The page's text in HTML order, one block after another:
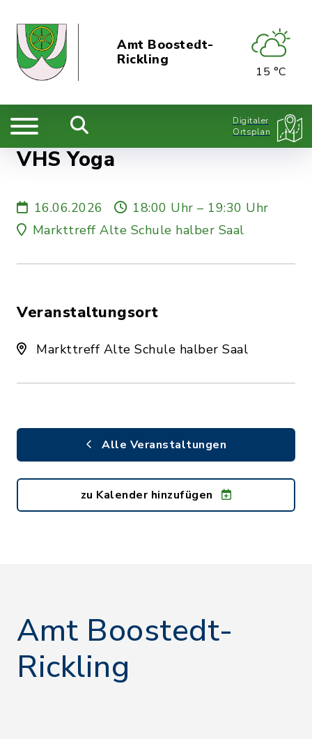
Amt Boostedt-
Rickling
15 °C
Digitaler
Ortsplan
VHS Yoga
16.06.2026
18:00 Uhr – 19:30 Uhr
Markttreff Alte Schule halber Saal
Veranstaltungsort
Markttreff Alte Schule halber Saal
Alle Veranstaltungen
zu Kalender hinzufügen
Amt Boostedt-
Rickling